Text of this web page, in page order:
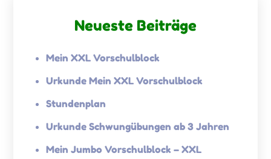
Neueste Beiträge
Mein XXL Vorschulblock
Urkunde Mein XXL Vorschulblock
Stundenplan
Urkunde Schwungübungen ab 3 Jahren
Mein Jumbo Vorschulblock – XXL